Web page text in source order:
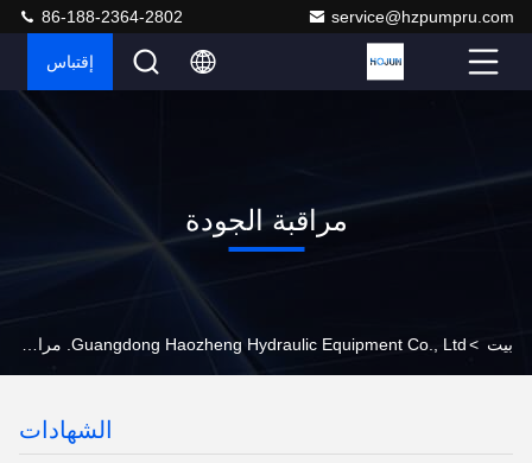
service@hzpumpru.com
86-188-2364-2802
إقتباس
مراقبة الجودة
بيت >
الشهادات